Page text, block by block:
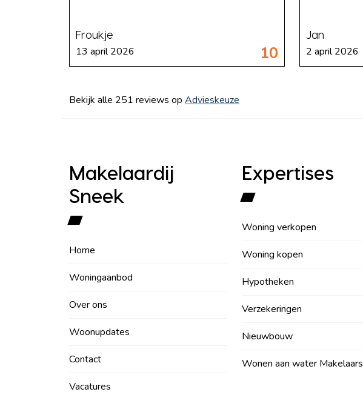
Froukje
13 april 2026 10
Jan
2 april 2026
Bekijk alle 251 reviews op Advieskeuze
Makelaardij
Sneek
Home
Woningaanbod
Over ons
Woonupdates
Contact
Vacatures
Expertises
Woning verkopen
Woning kopen
Hypotheken
Verzekeringen
Nieuwbouw
Wonen aan water Makelaars